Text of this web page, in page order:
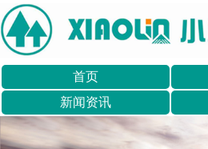
首页
新闻资讯